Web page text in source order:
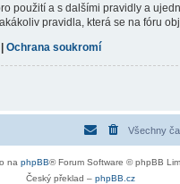
použití a s dalšími pravidly a
pravidla, která se na fóru
| Ochrana soukromí
Všechny
na phpBB® Forum Software © phpBB
Český překlad – phpBB.cz